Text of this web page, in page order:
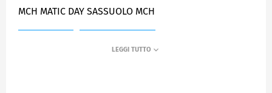
MCH MATIC DAY SASSUOLO MCH